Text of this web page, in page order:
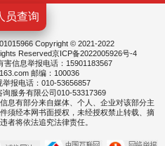
员查询
Copyright © 2021-2022
Reserved京ICP备2022005926号-4
害信息举报电话：15901183567
邮编：100036
报电话：010-53656857
服务有限公司010-53317369
息有部分来自媒体、个人、企业对该部分主
须经本网书面授权，未经授权禁止转载、摘
者将依法追究法律责任。